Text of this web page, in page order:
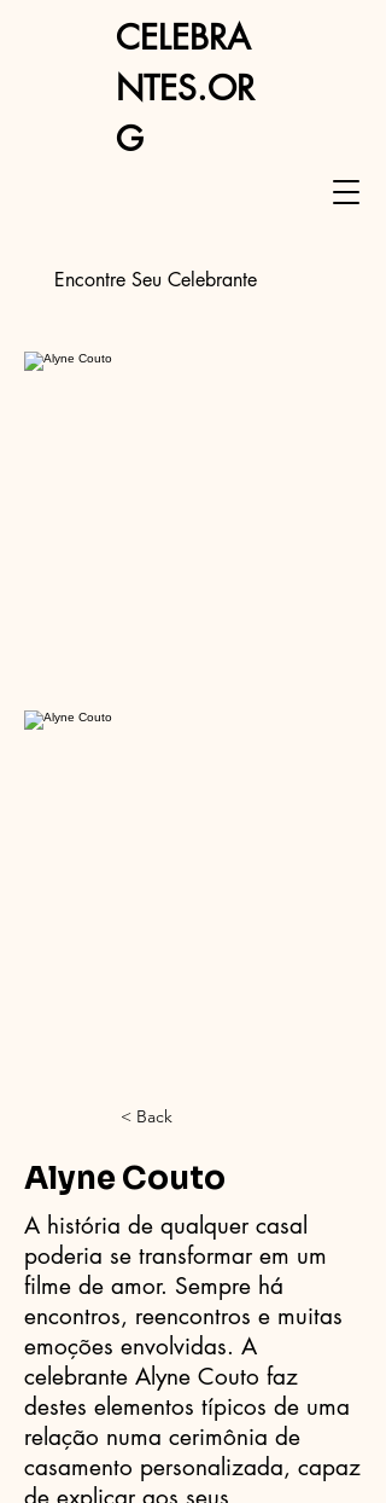
Encontre Seu Celebrante
CELEBRA
NTES.OR
G
< Back
Alyne Couto
A história de qualquer casal
poderia se transformar em um
filme de amor. Sempre há
encontros, reencontros e muitas
emoções envolvidas. A
celebrante Alyne Couto faz
destes elementos típicos de uma
relação numa cerimônia de
casamento personalizada, capaz